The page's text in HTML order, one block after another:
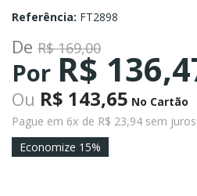
Referência: FT2898
De R$ 169,00
Por R$
Ou R$ 143,65 No Cartão
Pague em 6x de R$ 23,94 sem
Economize 15%